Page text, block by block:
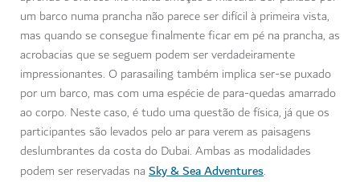
um barco numa prancha não parece ser difícil à primeira vista,
mas quando se consegue finalmente ficar em pé na prancha, as
acrobacias que se seguem podem ser verdadeiramente
impressionantes. O parasailing também implica ser-se puxado
por um barco, mas com uma espécie de para-quedas amarrado
ao corpo. Neste caso, é tudo uma questão de física, já que os
participantes são levados pelo ar para verem as paisagens
deslumbrantes da costa do Dubai. Ambas as modalidades
podem ser reservadas na Sky & Sea Adventures.